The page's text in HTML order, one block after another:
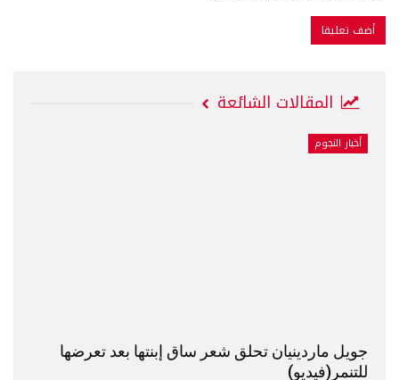
المقالات الشائعة
أخبار النجوم
جويل ماردينيان تحلق شعر ساق إبنتها بعد تعرضها
للتنمر(فيديو)